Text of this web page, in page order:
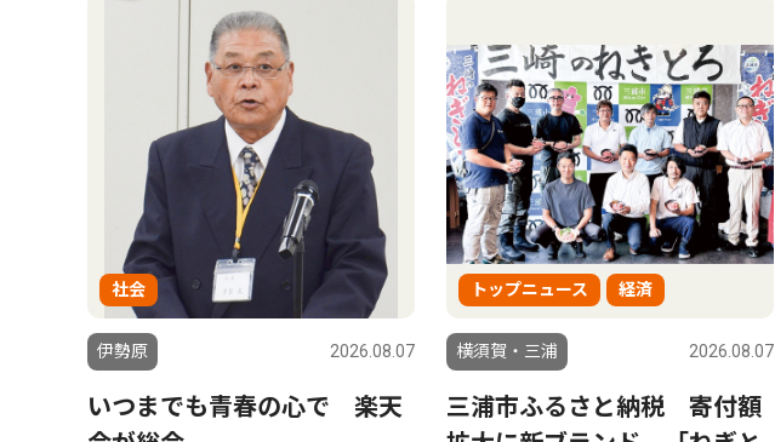
社会
伊勢原 2026.08.07
いつまでも青春の心で 楽天
トップニュース 経済
横須賀・三浦 2026.08.07
三浦市ふるさと納税 寄付額